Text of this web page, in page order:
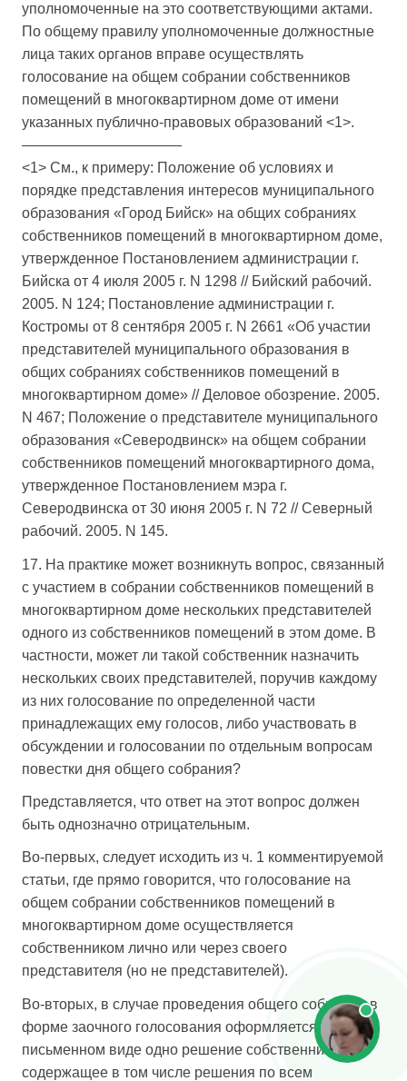
уполномоченные на это соответствующими актами.
По общему правилу уполномоченные должностные
лица таких органов вправе осуществлять
голосование на общем собрании собственников
помещений в многоквартирном доме от имени
указанных публично-правовых образований <1>.
———————————
<1> См., к примеру: Положение об условиях и
порядке представления интересов муниципального
образования «Город Бийск» на общих собраниях
собственников помещений в многоквартирном доме,
утвержденное Постановлением администрации г.
Бийска от 4 июля 2005 г. N 1298 // Бийский рабочий.
2005. N 124; Постановление администрации г.
Костромы от 8 сентября 2005 г. N 2661 «Об участии
представителей муниципального образования в
общих собраниях собственников помещений в
многоквартирном доме» // Деловое обозрение. 2005.
N 467; Положение о представителе муниципального
образования «Северодвинск» на общем собрании
собственников помещений многоквартирного дома,
утвержденное Постановлением мэра г.
Северодвинска от 30 июня 2005 г. N 72 // Северный
рабочий. 2005. N 145.
17. На практике может возникнуть вопрос, связанный
с участием в собрании собственников помещений в
многоквартирном доме нескольких представителей
одного из собственников помещений в этом доме. В
частности, может ли такой собственник назначить
нескольких своих представителей, поручив каждому
из них голосование по определенной части
принадлежащих ему голосов, либо участвовать в
обсуждении и голосовании по отдельным вопросам
повестки дня общего собрания?
Представляется, что ответ на этот вопрос должен
быть однозначно отрицательным.
Во-первых, следует исходить из ч. 1 комментируемой
статьи, где прямо говорится, что голосование на
общем собрании собственников помещений в
многоквартирном доме осуществляется
собственником лично или через своего
представителя (но не представителей).
Во-вторых, в случае проведения общего собрания в
форме заочного голосования оформляется в
письменном виде одно решение собственника,
содержащее в том числе решения по всем